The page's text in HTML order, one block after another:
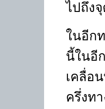
ไปถึง
ในอีก
นี้ในอี
เคลื่อ
ครึ่งท